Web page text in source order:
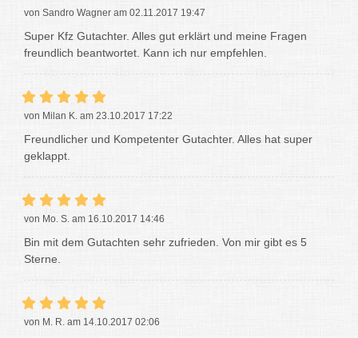
von Sandro Wagner am 02.11.2017 19:47
Super Kfz Gutachter. Alles gut erklärt und meine Fragen
freundlich beantwortet. Kann ich nur empfehlen.
von Milan K. am 23.10.2017 17:22
Freundlicher und Kompetenter Gutachter. Alles hat super
geklappt.
von Mo. S. am 16.10.2017 14:46
Bin mit dem Gutachten sehr zufrieden. Von mir gibt es 5
Sterne.
von M. R. am 14.10.2017 02:06